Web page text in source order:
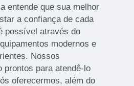
entende que sua melhor
a confiança de cada
possível através do
modernos e
Nossos
prontos para atendê-lo
oferecermos, além do